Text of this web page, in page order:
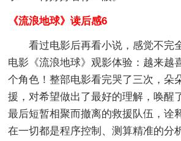
《流浪地球》读后感6
看过电影后再看小说，感觉不完
电影《流浪地球》观影体验：越来越
个角色！整部电影看完哭了三次，朵
援，对希望做出了最好的理解，唤醒
最后短暂相聚而撤离的救援队伍，诠
在一切都是程序控制、测算精准的分